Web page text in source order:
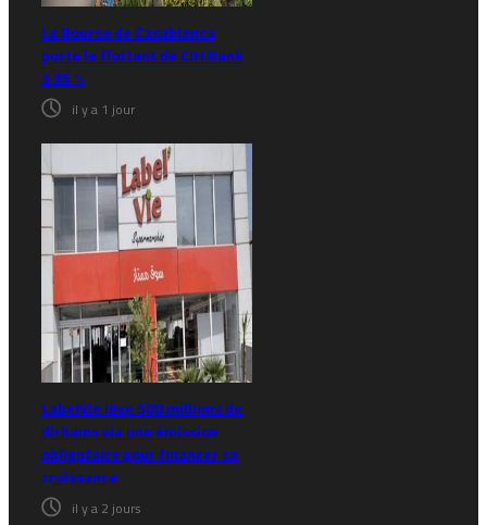
La Bourse de Casablanca
porte le flottant de CIH Bank
à 35 %
il y a 1 jour
LabelVie lève 500 millions de
dirhams via une émission
obligataire pour financer sa
croissance
il y a 2 jours